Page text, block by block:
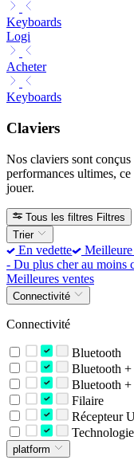
Keyboards
Logi
Acheter
Keyboards
Claviers
Nos claviers sont
performances ultimes,
jouer.
Tous les filtres Filtres
Trier
En vedette Meilleure
- Du plus cher au moins
Meilleures ventes
Connectivité
Connectivité
Bluetooth
Bluetooth
Bluetooth
Filaire
Récepteur
platform